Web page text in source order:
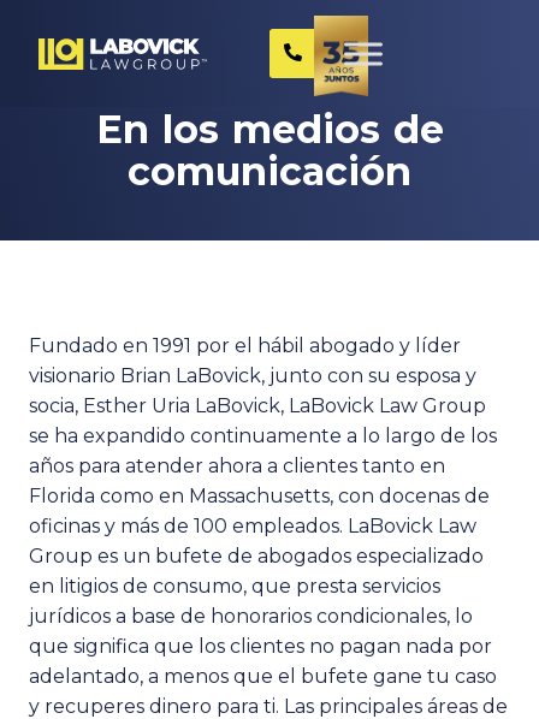
En los medios de
comunicación
Fundado en 1991 por el hábil abogado y líder
visionario Brian LaBovick, junto con su esposa y
socia, Esther Uria LaBovick, LaBovick Law Group
se ha expandido continuamente a lo largo de los
años para atender ahora a clientes tanto en
Florida como en Massachusetts, con docenas de
oficinas y más de 100 empleados. LaBovick Law
Group es un bufete de abogados especializado
en litigios de consumo, que presta servicios
jurídicos a base de honorarios condicionales, lo
que significa que los clientes no pagan nada por
adelantado, a menos que el bufete gane tu caso
y recuperes dinero para ti. Las principales áreas de